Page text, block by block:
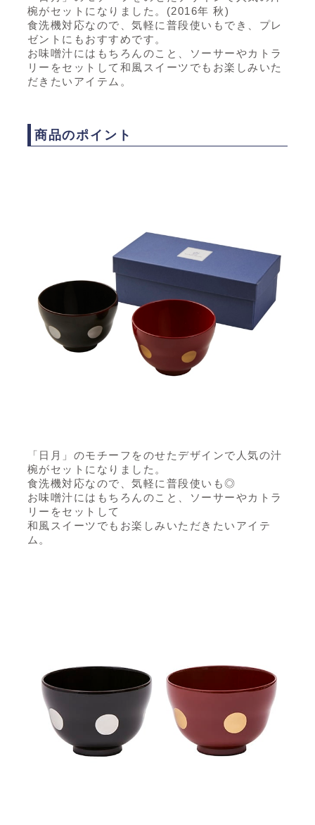
椀がセットになりました。(2016年 秋)
食洗機対応なので、気軽に普段使いもでき、プレ
ゼントにもおすすめです。
お味噌汁にはもちろんのこと、ソーサーやカトラ
リーをセットして和風スイーツでもお楽しみいた
だきたいアイテム。
商品のポイント
「日月」のモチーフをのせたデザインで人気の汁
椀がセットになりました。
食洗機対応なので、気軽に普段使いも◎
お味噌汁にはもちろんのこと、ソーサーやカトラ
リーをセットして
和風スイーツでもお楽しみいただきたいアイテ
ム。